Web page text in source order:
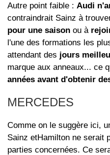
Autre point faible : Audi
contraindrait Sainz à
pour une saison ou à
l'une des formations les
attendant des jours
marque aux anneaux... ce
années avant d'obtenir
MERCEDES
Comme on le suggère ici,
Sainz etHamilton ne serait
parties concernées. Ce